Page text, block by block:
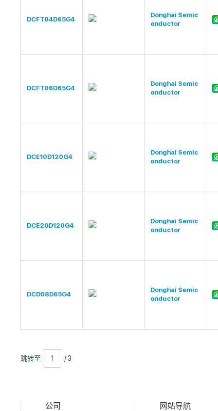
DCFT04D65G4
Donghai Semic
onductor
DCFT06D65G4
Donghai Semic
onductor
DCE10D120G4
Donghai Semic
onductor
DCE20D120G4
Donghai Semic
onductor
DCD08D65G4
Donghai Semic
onductor
跳
转
跳转至
3
/ 3
公司 网站导航